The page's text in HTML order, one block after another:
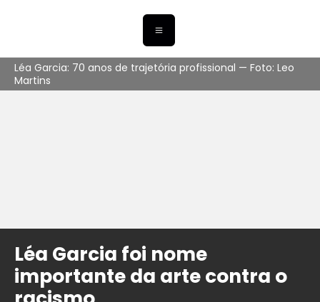
Léa Garcia: 70 anos de trajetória profissional — Foto: Leo
Martins
Léa Garcia foi nome
importante da arte contra o